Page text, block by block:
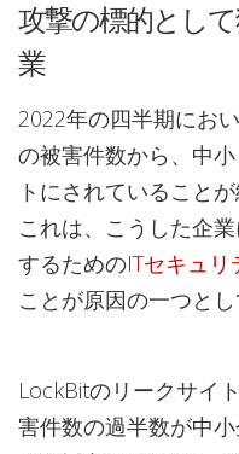
攻撃の標的とし
業
2022年の四半期にお
の被害件数から、中
トにされていること
これは、こうした企
するためのITセキュ
ことが原因の一つとし
LockBitのリークサイ
害件数の過半数が中